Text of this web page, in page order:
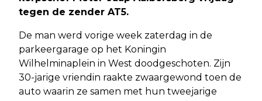
tegen de zender AT5.
De man werd vorige week zaterdag in de
parkeergarage op het Koningin
Wilhelminaplein in West doodgeschoten. Zijn
30-jarige vriendin raakte zwaargewond toen de
auto waarin ze samen met hun tweejarige